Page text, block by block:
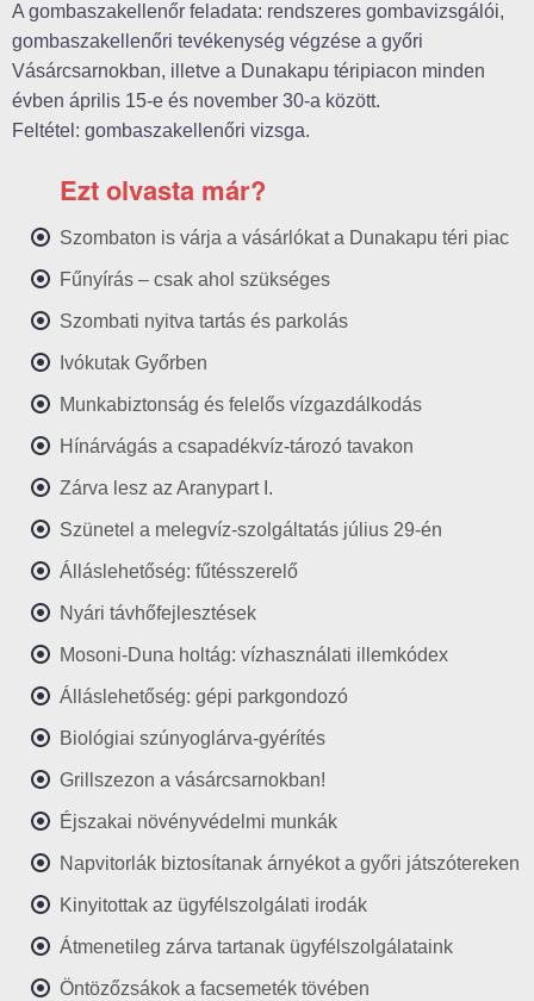
A gombaszakellenőr feladata: rendszeres gombavizsgálói,
gombaszakellenőri tevékenység végzése a győri
Vásárcsarnokban, illetve a Dunakapu téripiacon minden
évben április 15-e és november 30-a között.
Feltétel: gombaszakellenőri vizsga.
Ezt olvasta már?
Szombaton is várja a vásárlókat a Dunakapu téri piac
Fűnyírás – csak ahol szükséges
Szombati nyitva tartás és parkolás
Ivókutak Győrben
Munkabiztonság és felelős vízgazdálkodás
Hínárvágás a csapadékvíz-tározó tavakon
Zárva lesz az Aranypart I.
Szünetel a melegvíz-szolgáltatás július 29-én
Álláslehetőség: fűtésszerelő
Nyári távhőfejlesztések
Mosoni-Duna holtág: vízhasználati illemkódex
Álláslehetőség: gépi parkgondozó
Biológiai szúnyoglárva-gyérítés
Grillszezon a vásárcsarnokban!
Éjszakai növényvédelmi munkák
Napvitorlák biztosítanak árnyékot a győri játszótereken
Kinyitottak az ügyfélszolgálati irodák
Átmenetileg zárva tartanak ügyfélszolgálataink
Öntözőzsákok a facsemeték tövében